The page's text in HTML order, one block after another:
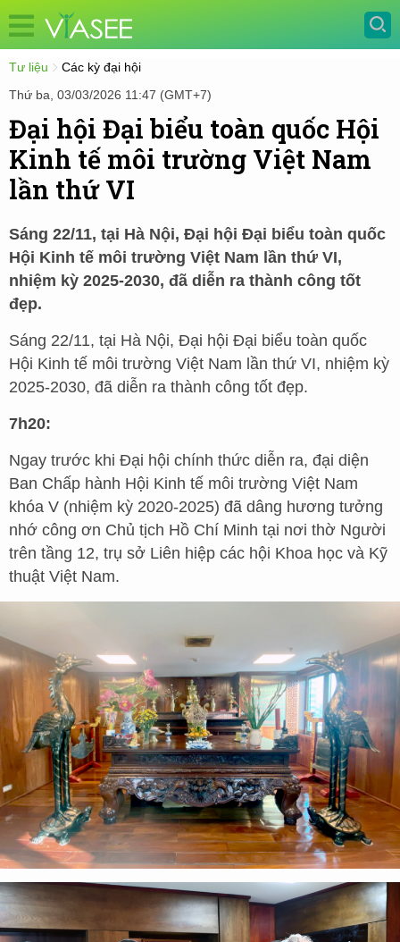
Tư liệu
Các kỳ đại hội
Thứ ba, 03/03/2026 11:47 (GMT+7)
Đại hội Đại biểu toàn quốc Hội
Kinh tế môi trường Việt Nam
lần thứ VI
Sáng 22/11, tại Hà Nội, Đại hội Đại biểu toàn quốc
Hội Kinh tế môi trường Việt Nam lần thứ VI,
nhiệm kỳ 2025-2030, đã diễn ra thành công tốt
đẹp.
Sáng 22/11, tại Hà Nội, Đại hội Đại biểu toàn quốc
Hội Kinh tế môi trường Việt Nam lần thứ VI, nhiệm kỳ
2025-2030, đã diễn ra thành công tốt đẹp.
7h20:
Ngay trước khi Đại hội chính thức diễn ra, đại diện
Ban Chấp hành Hội Kinh tế môi trường Việt Nam
khóa V (nhiệm kỳ 2020-2025) đã dâng hương tưởng
nhớ công ơn Chủ tịch Hồ Chí Minh tại nơi thờ Người
trên tầng 12, trụ sở Liên hiệp các hội Khoa học và Kỹ
thuật Việt Nam.